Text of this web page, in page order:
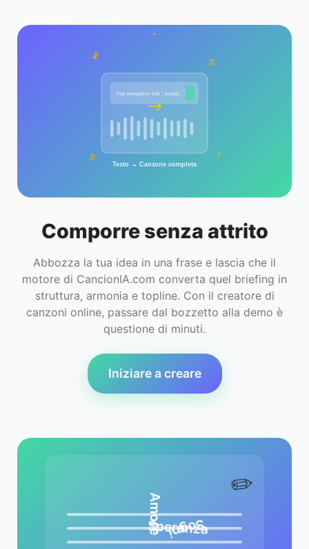
Comporre senza attrito
Abbozza la tua idea in una frase e lascia che il
motore di CancionIA.com converta quel briefing in
struttura, armonia e topline. Con il creatore di
canzoni online, passare dal bozzetto alla demo è
questione di minuti.
Iniziare a creare
♪
♫
♪
♫
Pop energetico sull＇estate...
Testo → Canzone completa
✏️
Amore
Sogni
Speranza